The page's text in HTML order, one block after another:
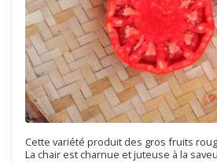
Cette variété produit des gros fruits
La chair est charnue et juteuse à la